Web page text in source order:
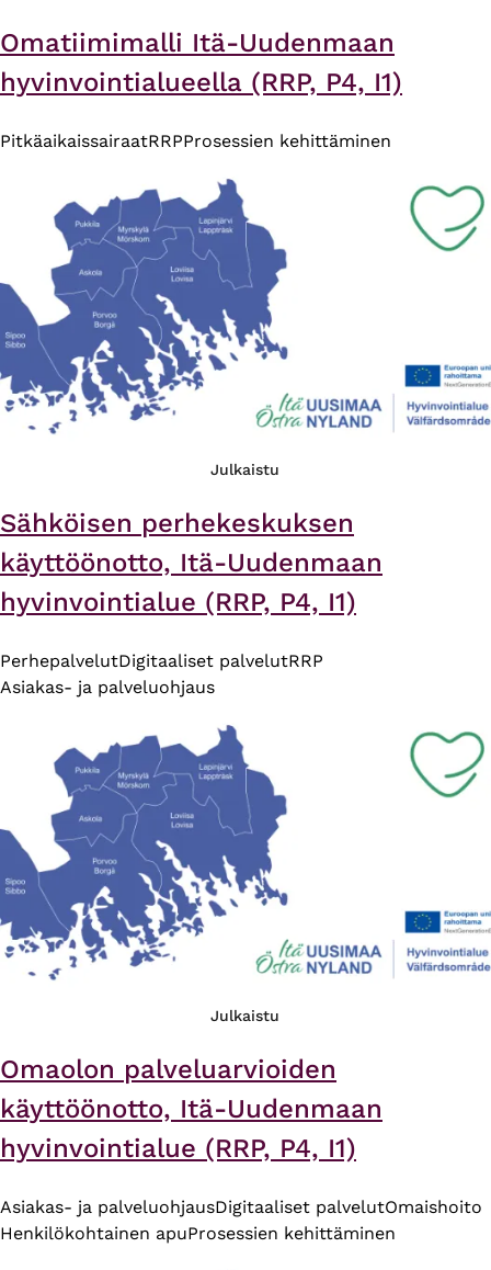
Omatiimimalli Itä-Uudenmaan
hyvinvointialueella (RRP, P4, I1)
PitkäaikaissairaatRRPProsessien kehittäminen
Julkaistu
Sähköisen perhekeskuksen
käyttöönotto, Itä-Uudenmaan
hyvinvointialue (RRP, P4, I1)
PerhepalvelutDigitaaliset palvelutRRP
Asiakas- ja palveluohjaus
Julkaistu
Omaolon palveluarvioiden
käyttöönotto, Itä-Uudenmaan
hyvinvointialue (RRP, P4, I1)
Asiakas- ja palveluohjausDigitaaliset palvelutOmaishoito
Henkilökohtainen apuProsessien kehittäminen